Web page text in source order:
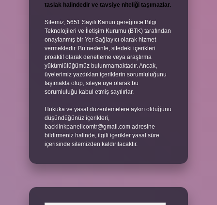
taslak halindedir ve tavsiye niteliği taşımazlar.
Sitemiz, 5651 Sayılı Kanun gereğince Bilgi
Teknolojileri ve İletişim Kurumu (BTK) tarafından
onaylanmış bir Yer Sağlayıcı olarak hizmet
vermektedir. Bu nedenle, sitedeki içerikleri
proaktif olarak denetleme veya araştırma
yükümlülüğümüz bulunmamaktadır. Ancak,
üyelerimiz yazdıkları içeriklerin sorumluluğunu
taşımakta olup, siteye üye olarak bu
sorumluluğu kabul etmiş sayılırlar.
Hukuka ve yasal düzenlemelere aykırı olduğunu
düşündüğünüz içerikleri,
backlinkpanelicomtr@gmail.com adresine
bildirmeniz halinde, ilgili içerikler yasal süre
içerisinde sitemizden kaldırılacaktır.